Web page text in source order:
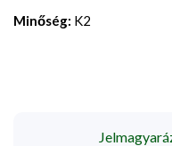
Minőség: K2